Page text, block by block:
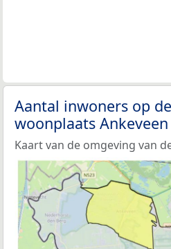
Aantal inwoners op
woonplaats Ankeveen
Kaart van de omgeving van